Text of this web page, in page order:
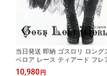
当日発送 即納 ゴスロリ ロング
ベロア レース ティアード フ
ク ロリータ クラシカル エレガ
10,980 円